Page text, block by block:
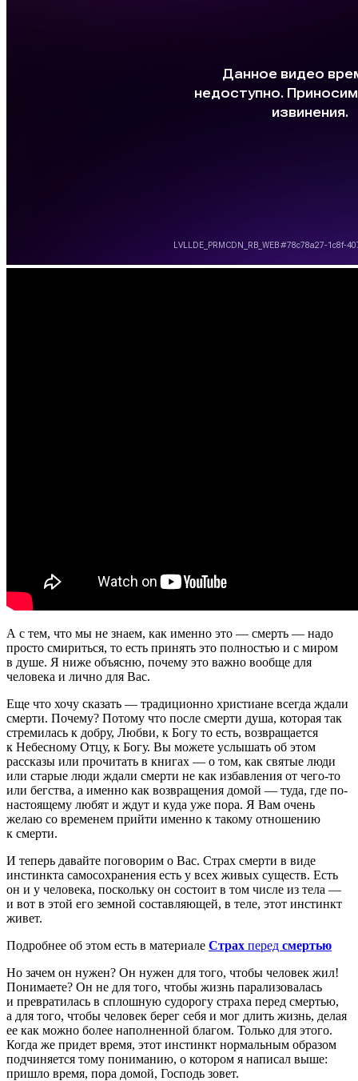
А с тем, что мы не знаем, как именно это — смерть — надо
просто смириться, то есть принять это полностью и с миром
в душе. Я ниже объясню, почему это важно вообще для
человека и лично для Вас.
Еще что хочу сказать — традиционно христиане всегда ждали
смерти. Почему? Потому что после смерти душа, которая так
стремилась к добру, Любви, к Богу то есть, возвращается
к Небесному Отцу, к Богу. Вы можете услышать об этом
рассказы или прочитать в книгах — о том, как святые люди
или старые люди ждали смерти не как избавления от чего-то
или бегства, а именно как возвращения домой — туда, где по-
настоящему любят и ждут и куда уже пора. Я Вам очень
желаю со временем прийти именно к такому отношению
к смерти.
И теперь давайте поговорим о Вас. Страх смерти в виде
инстинкта самосохранения есть у всех живых существ. Есть
он и у человека, поскольку он состоит в том числе из тела —
и вот в этой его земной составляющей, в теле, этот инстинкт
живет.
Подробнее об этом есть в материале Страх перед смертью
Но зачем он нужен? Он нужен для того, чтобы человек жил!
Понимаете? Он не для того, чтобы жизнь парализовалась
и превратилась в сплошную судорогу страха перед смертью,
а для того, чтобы человек берег себя и мог длить жизнь, делая
ее как можно более наполненной благом. Только для этого.
Когда же придет время, этот инстинкт нормальным образом
подчиняется тому пониманию, о котором я написал выше:
пришло время, пора домой, Господь зовет.